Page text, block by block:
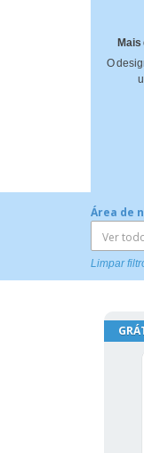
O
Área de
Ver
Limpar